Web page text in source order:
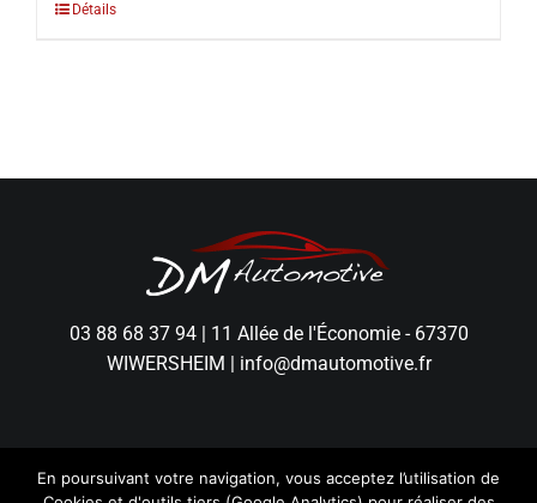
Détails
03 88 68 37 94| 11 Allée de l'Économie - 67370
WIWERSHEIM
info@dmautomotive.fr
En poursuivant votre navigation, vous acceptez l’utilisation de